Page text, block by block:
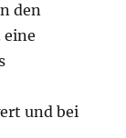
den
eine
und bei